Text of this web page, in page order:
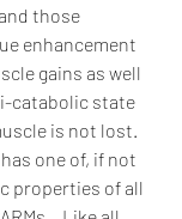
those
enhancement
gains as well
catabolic state
is not lost.
one of, if not
properties of all